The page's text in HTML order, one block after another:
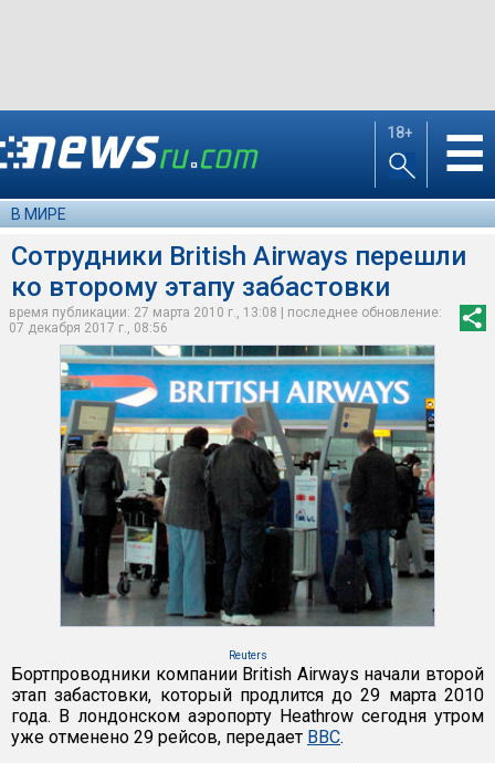
18+ ☰
В МИРЕ
Сотрудники British Airways перешли
ко второму этапу забастовки
время публикации: 27 марта 2010 г., 13:08 | последнее обновление:
07 декабря 2017 г., 08:56
Reuters
Бортпроводники компании British Airways начали второй
этап забастовки, который продлится до 29 марта 2010
года. В лондонском аэропорту Heathrow сегодня утром
уже отменено 29 рейсов, передает ВВС.